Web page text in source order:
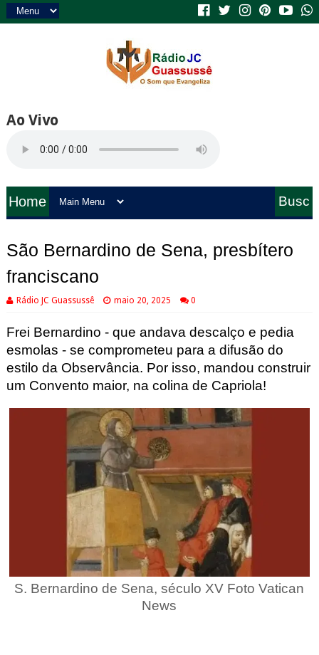
Ao Vivo
Home
Busc
São Bernardino de Sena, presbítero
franciscano
Rádio JC Guassussê maio 20, 2025 0
Frei Bernardino - que andava descalço e pedia
esmolas - se comprometeu para a difusão do
estilo da Observância. Por isso, mandou construir
um Convento maior, na colina de Capriola!
S. Bernardino de Sena, século XV Foto Vatican
News